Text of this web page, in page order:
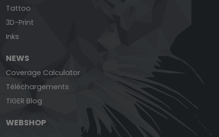
Tattoo
3D-Print
Inks
NEWS
Coverage Calculator
Téléchargements
TIGER Blog
WEBSHOP